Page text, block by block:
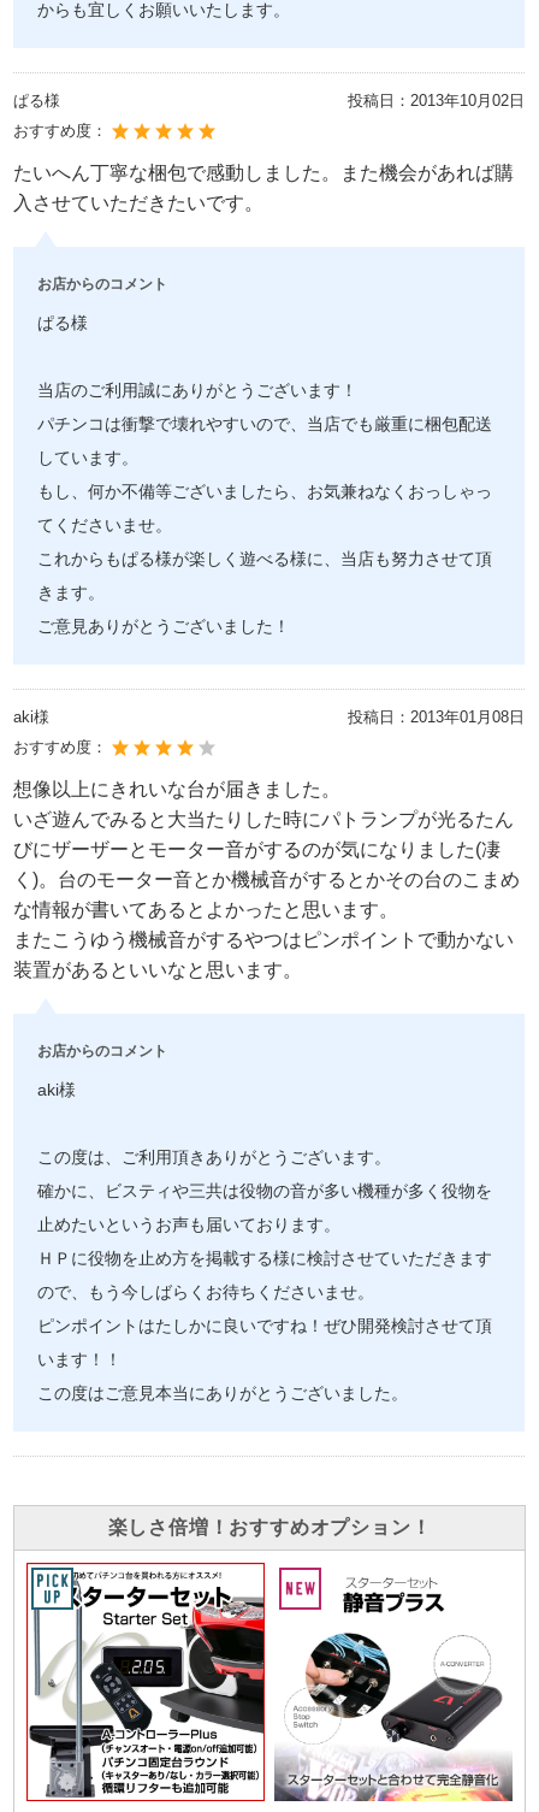
からも宜しくお願いいたします。
ぱる様 投稿日：2013年10月02日
おすすめ度：
たいへん丁寧な梱包で感動しました。また機会があれば購
入させていただきたいです。
お店からのコメント
ぱる様
当店のご利用誠にありがとうございます！
パチンコは衝撃で壊れやすいので、当店でも厳重に梱包配送
しています。
もし、何か不備等ございましたら、お気兼ねなくおっしゃっ
てくださいませ。
これからもぱる様が楽しく遊べる様に、当店も努力させて頂
きます。
ご意見ありがとうございました！
aki様 投稿日：2013年01月08日
おすすめ度：
想像以上にきれいな台が届きました。
いざ遊んでみると大当たりした時にパトランプが光るたん
びにザーザーとモーター音がするのが気になりました(凄
く)。台のモーター音とか機械音がするとかその台のこまめ
な情報が書いてあるとよかったと思います。
またこうゆう機械音がするやつはピンポイントで動かない
装置があるといいなと思います。
お店からのコメント
aki様
この度は、ご利用頂きありがとうございます。
確かに、ビスティや三共は役物の音が多い機種が多く役物を
止めたいというお声も届いております。
ＨＰに役物を止め方を掲載する様に検討させていただきます
ので、もう今しばらくお待ちくださいませ。
ピンポイントはたしかに良いですね！ぜひ開発検討させて頂
います！！
この度はご意見本当にありがとうございました。
楽しさ倍増！おすすめオプション！